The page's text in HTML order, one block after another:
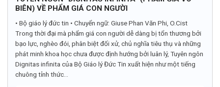
BIÊN) VỀ PHẨM GIÁ CON NGƯỜI
• Bộ giáo lý đức tin • Chuyển ngữ: Giuse Phan Văn Phi, O.Cist
Trong thời đại mà phẩm giá con người dễ dàng bị tổn thương bởi
bạo lực, nghèo đói, phân biệt đối xử, chủ nghĩa tiêu thụ và những
phát minh khoa học chưa được định hướng bởi luân lý, Tuyên ngôn
Dignitas infinita của Bộ Giáo lý Đức Tin xuất hiện như một tiếng
chuông tỉnh thức...